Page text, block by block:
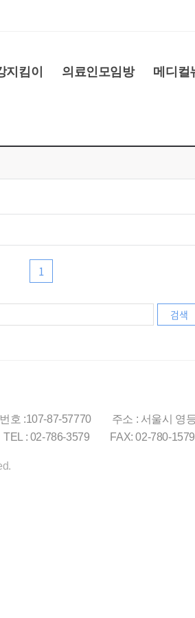
지킴이 의료인모임방 메디컬
1
검색
호 :107-87-57770
주소 : 서울시 영
TEL : 02-786-3579 FAX: 02-780-1579